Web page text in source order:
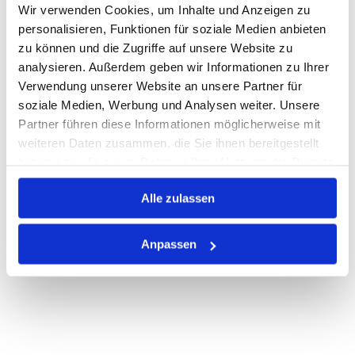
Wir verwenden Cookies, um Inhalte und Anzeigen zu
personalisieren, Funktionen für soziale Medien anbieten
zu können und die Zugriffe auf unsere Website zu
analysieren. Außerdem geben wir Informationen zu Ihrer
Verwendung unserer Website an unsere Partner für
soziale Medien, Werbung und Analysen weiter. Unsere
Partner führen diese Informationen möglicherweise mit
weiteren Daten zusammen, die Sie ihnen bereitgestellt
gesammelt haben.
Alle zulassen
Anpassen
STK Warenkorb
Auf Lager
Print
ALLE SPEZIFIKATIONEN
VARIANTEN